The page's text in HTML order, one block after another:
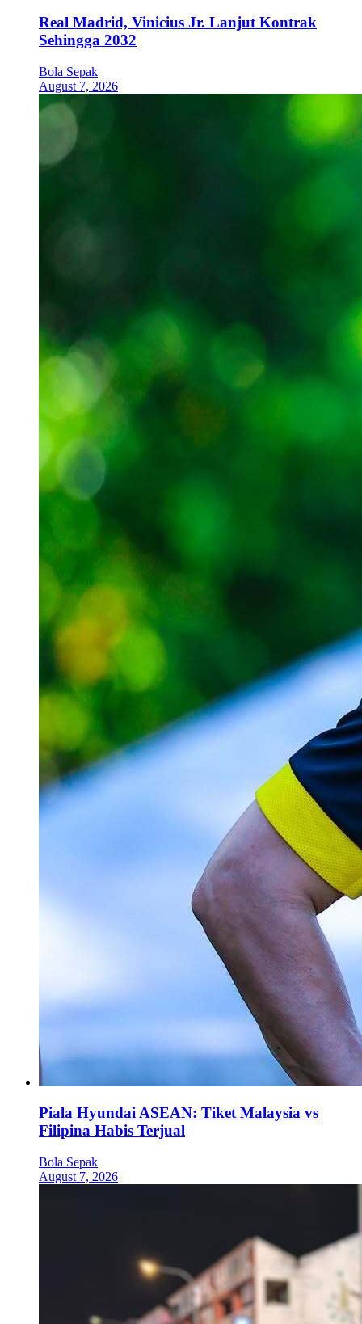
Real Madrid, Vinicius Jr. Lanjut Kontrak
Sehingga 2032
Bola Sepak
August 7, 2026
Piala Hyundai ASEAN: Tiket Malaysia vs
Filipina Habis Terjual
Bola Sepak
August 7, 2026